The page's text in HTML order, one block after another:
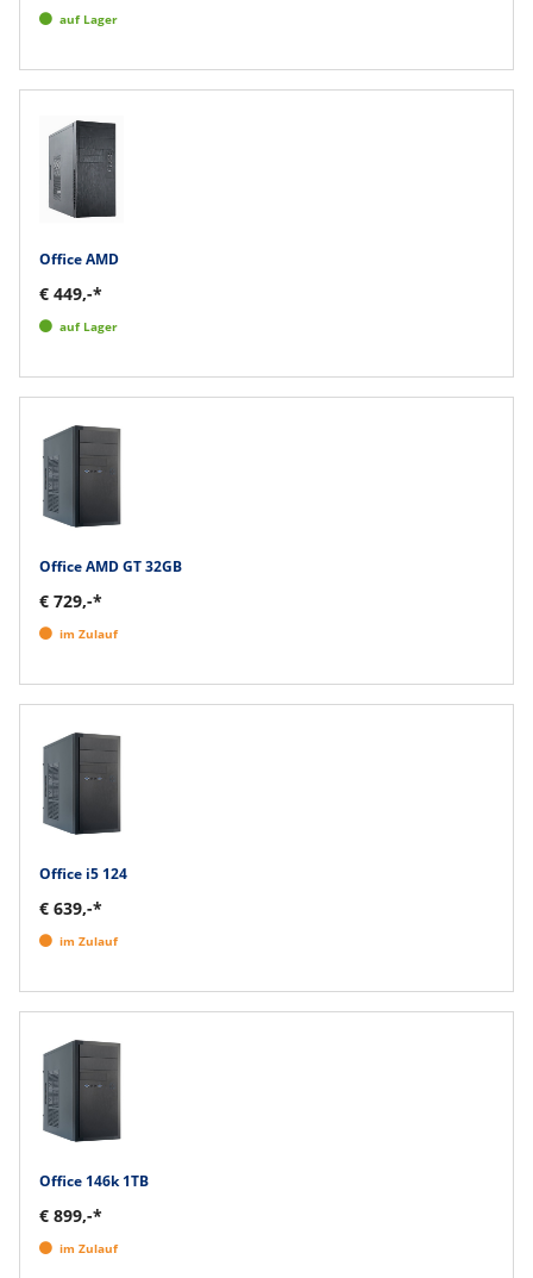
auf Lager
Office AMD
€ 449,-*
auf Lager
Office AMD GT 32GB
€ 729,-*
im Zulauf
Office i5 124
€ 639,-*
im Zulauf
Office 146k 1TB
€ 899,-*
im Zulauf